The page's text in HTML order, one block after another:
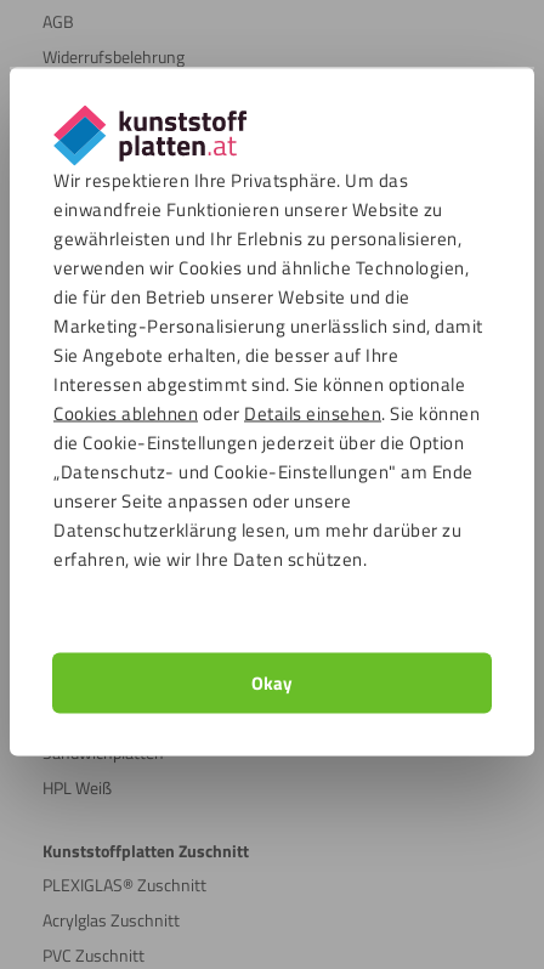
Wir respektieren Ihre Privatsphäre. Um das
einwandfreie Funktionieren unserer Website zu
gewährleisten und Ihr Erlebnis zu personalisieren,
verwenden wir Cookies und ähnliche Technologien,
die für den Betrieb unserer Website und die
Marketing-Personalisierung unerlässlich sind, damit
Sie Angebote erhalten, die besser auf Ihre
Interessen abgestimmt sind. Sie können optionale
Cookies ablehnen oder Details einsehen. Sie können
die Cookie-Einstellungen jederzeit über die Option
„Datenschutz- und Cookie-Einstellungen" am Ende
unserer Seite anpassen oder unsere
Datenschutzerklärung lesen, um mehr darüber zu
erfahren, wie wir Ihre Daten schützen.
Okay
AGB
Widerrufsbelehrung
Wie können Sie ein Muster bestellen?
Beliebte Platten
Hartschaumplatten
Acrylglasplatten günstig
Polycarbonatplatten
Fassadenplatten
Trespa®
Verbundplatten
Alu Dibond®
PE Platten
PMMA Platten
Kompaktplatten
Forex®
Foam board
Acrylglas transparent
Sandwichplatten
HPL Weiß
Kunststoffplatten Zuschnitt
PLEXIGLAS® Zuschnitt
Acrylglas Zuschnitt
PVC Zuschnitt